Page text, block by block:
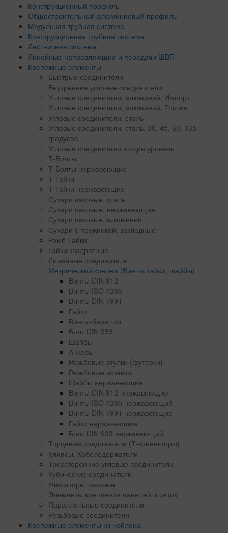
Конструкционный профиль
Общестроительный алюминиевый профиль
Модульная трубная система
Конструкционная трубная система
Лестничная система
Линейные направляющие и передачи ШВП
Крепежные элементы
Быстрые соединители
Внутренние угловые соединители
Угловые соединители, алюминий, Импорт
Угловые соединители, алюминий, Россия
Угловые соединители, сталь
Угловые соединители, сталь, 30, 45, 60, 135
градусов
Угловые соединители в один уровень
Т-Болты
Т-Болты нержавеющие
Т-Гайки
Т-Гайки нержавеющие
Сухари пазовые, сталь
Сухари пазовые, нержавеющие
Сухари пазовые, алюминий
Сухари с пружинкой, закладные
Ромб-Гайки
Гайки квадратные
Линейные соединители
Метрический крепеж (Винты, гайки, шайбы)
Винты DIN 912
Винты ISO 7380
Винты DIN 7991
Гайки
Винты-барашки
Болт DIN 933
Шайбы
Анкеры
Резьбовые втулки (футерки)
Резьбовые вставки
Шайбы нержавеющие
Винты DIN 912 нержавеющие
Винты ISO 7380 нержавеющий
Винты DIN 7991 нержавеющие
Гайки нержавеющие
Болт DIN 933 нержавеющий
Торцевые соединители (Т-коннекторы)
Клипсы, Кабеледержатели
Трехсторонние угловые соединители
Кубические соединители
Фиксаторы пазовые
Элементы крепления панелей и сеток
Параллельные соединители
Резьбовые соединители
Крепежные элементы из нейлона